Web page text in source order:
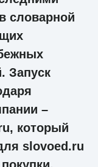
словарной
Запуск
–
который
slovoed.ru